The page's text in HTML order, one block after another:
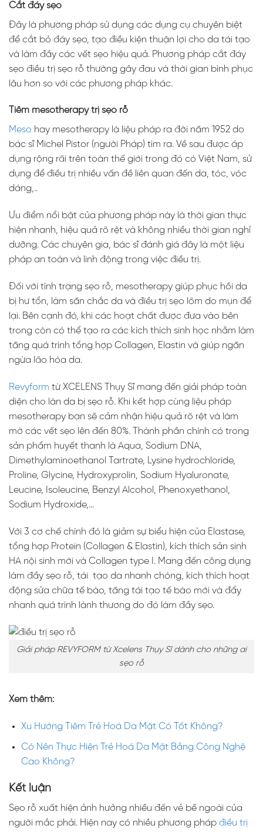
Cắt đáy sẹo
Đây là phương pháp sử dụng các dụng cụ chuyên biệt
để cắt bỏ đáy sẹo, tạo điều kiện thuận lợi cho da tái tạo
và làm đầy các vết sẹo hiệu quả. Phương pháp cắt đáy
sẹo điều trị sẹo rỗ thường gây đau và thời gian bình phục
lâu hơn so với các phương pháp khác.
Tiêm mesotherapy trị sẹo rỗ
Meso hay mesotherapy là liệu pháp ra đời năm 1952 do
bác sĩ Michel Pistor (người Pháp) tìm ra. Về sau được áp
dụng rộng rãi trên toàn thế giới trong đó có Việt Nam, sử
dụng để điều trị nhiều vấn đề liên quan đến da, tóc, vóc
dáng,..
Ưu điểm nổi bật của phương pháp này là thời gian thực
hiện nhanh, hiệu quả rõ rệt và không nhiều thời gian nghỉ
dưỡng. Các chuyên gia, bác sĩ đánh giá đây là một liệu
pháp an toàn và linh động trong việc điều trị.
Đối với tình trạng sẹo rỗ, mesotherapy giúp phục hồi da
bị hư tổn, làm săn chắc da và điều trị sẹo lõm do mụn để
lại. Bên cạnh đó, khi các hoạt chất được đưa vào bên
trong còn có thể tạo ra các kích thích sinh học nhằm làm
tăng quá trình tổng hợp Collagen, Elastin và giúp ngăn
ngừa lão hóa da.
Revyform từ XCELENS Thụy Sĩ mang đến giải pháp toàn
diện cho làn da bị sẹo rỗ. Khi kết hợp cùng liệu pháp
mesotherapy bạn sẽ cảm nhận hiệu quả rõ rệt và làm
mờ các vết sẹo lên đến 80%. Thành phần chính có trong
sản phẩm huyết thanh là Aqua, Sodium DNA,
Dimethylaminoethanol Tartrate, Lysine hydrochloride,
Proline, Glycine, Hydroxyprolin, Sodium Hyaluronate,
Leucine, Isoleucine, Benzyl Alcohol, Phenoxyethanol,
Sodium Hydroxide,…
Với 3 cơ chế chính đó là giảm sự biểu hiện của Elastase,
tổng hợp Protein (Collagen & Elastin), kích thích sản sinh
HA nội sinh mới và Collagen type I. Mang đến công dụng
làm đầy sẹo rỗ, tái tạo da nhanh chóng, kích thích hoạt
động sửa chữa tế bào, tăng tái tạo tế bào mới và đẩy
nhanh quá trình lành thương do đó làm đầy sẹo.
Giải pháp REVYFORM từ Xcelens Thụy Sĩ dành cho những ai
sẹo rỗ
Xem thêm:
Xu Hướng Tiêm Trẻ Hoá Da Mặt Có Tốt Không?
Có Nên Thực Hiện Trẻ Hoá Da Mặt Bằng Công Nghệ
Cao Không?
Kết luận
Sẹo rỗ xuất hiện ảnh hưởng nhiều đến vẻ bề ngoài của
người mắc phải. Hiện nay có nhiều phương pháp điều trị